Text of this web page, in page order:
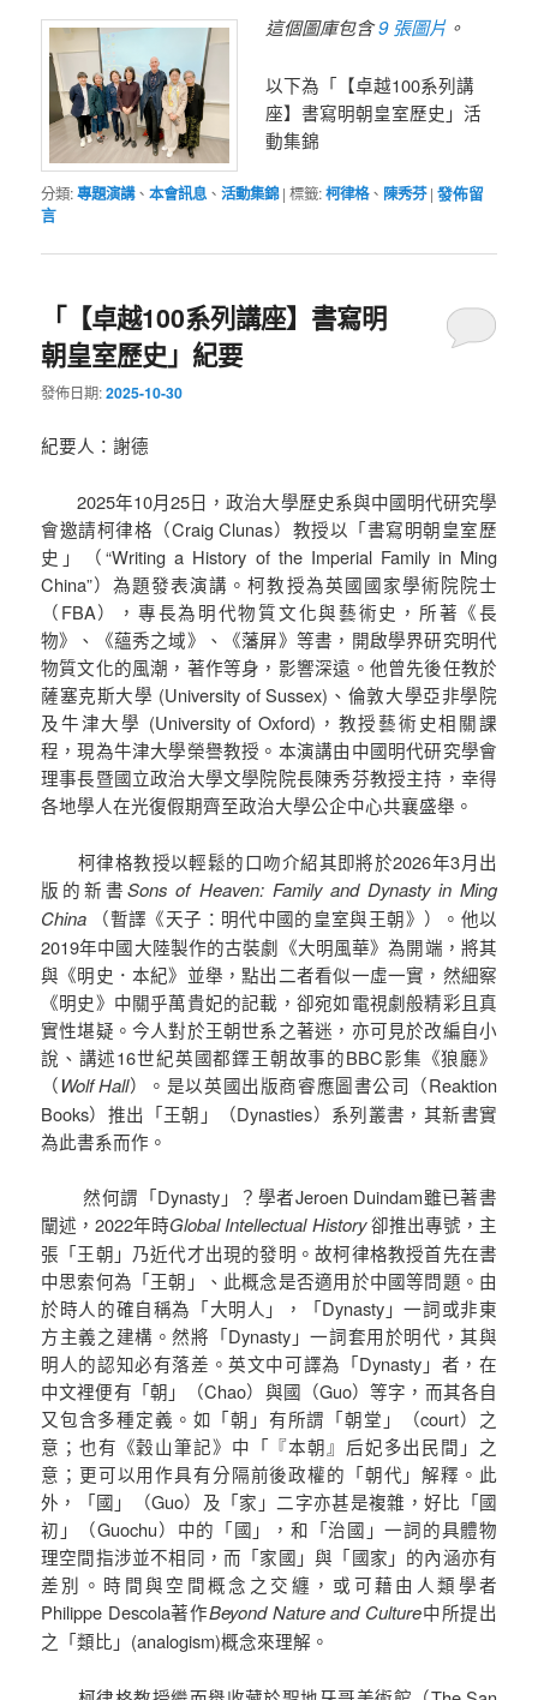
這個圖庫包含9 張圖片 。
以下為「【卓越100系列講
座】書寫明朝皇室歷史」活
動集錦
分類:專題演講、本會訊息 、活動集錦 |標籤:柯律格、 陳秀芬 |發佈留
言
「【卓越100系列講座】書寫明
朝皇室歷史」紀要
發佈日期:2025-10-30
紀要人：謝德
2025年10月25日，政治大學歷史系與中國明代研究學
會邀請柯律格（Craig Clunas）教授以「書寫明朝皇室歷
史」（“Writing a History of the Imperial Family in Ming
China”）為題發表演講。柯教授為英國國家學術院院士
（FBA），專長為明代物質文化與藝術史，所著《長
物》、《蘊秀之域》、《藩屏》等書，開啟學界研究明代
物質文化的風潮，著作等身，影響深遠。他曾先後任教於
薩塞克斯大學 (University of Sussex)、倫敦大學亞非學院
及牛津大學 (University of Oxford)，教授藝術史相關課
程，現為牛津大學榮譽教授。本演講由中國明代研究學會
理事長暨國立政治大學文學院院長陳秀芬教授主持，幸得
各地學人在光復假期齊至政治大學公企中心共襄盛舉。
柯律格教授以輕鬆的口吻介紹其即將於2026年3月出
版的新書Sons of Heaven: Family and Dynasty in Ming
China （暫譯《天子：明代中國的皇室與王朝》）。他以
2019年中國大陸製作的古裝劇《大明風華》為開端，將其
與《明史．本紀》並舉，點出二者看似一虛一實，然細察
《明史》中關乎萬貴妃的記載，卻宛如電視劇般精彩且真
實性堪疑。今人對於王朝世系之著迷，亦可見於改編自小
說、講述16世紀英國都鐸王朝故事的BBC影集《狼廳》
（Wolf Hall）。是以英國出版商睿應圖書公司（Reaktion
Books）推出「王朝」（Dynasties）系列叢書，其新書實
為此書系而作。
然何謂「Dynasty」？學者Jeroen Duindam雖已著書
闡述，2022年時Global Intellectual History卻推出專號，主
張「王朝」乃近代才出現的發明。故柯律格教授首先在書
中思索何為「王朝」、此概念是否適用於中國等問題。由
於時人的確自稱為「大明人」，「Dynasty」一詞或非東
方主義之建構。然將「Dynasty」一詞套用於明代，其與
明人的認知必有落差。英文中可譯為「Dynasty」者，在
中文裡便有「朝」（Chao）與國（Guo）等字，而其各自
又包含多種定義。如「朝」有所謂「朝堂」（court）之
意；也有《穀山筆記》中「『本朝』后妃多出民間」之
意；更可以用作具有分隔前後政權的「朝代」解釋。此
外，「國」（Guo）及「家」二字亦甚是複雜，好比「國
初」（Guochu）中的「國」，和「治國」一詞的具體物
理空間指涉並不相同，而「家國」與「國家」的內涵亦有
差別。時間與空間概念之交纏，或可藉由人類學者
Philippe Descola著作Beyond Nature and Culture中所提出
之「類比」(analogism)概念來理解。